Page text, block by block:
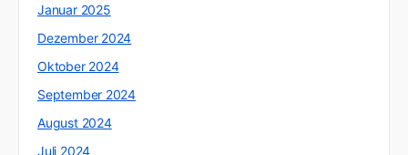
Januar 2025
Dezember 2024
Oktober 2024
September 2024
August 2024
Juli 2024